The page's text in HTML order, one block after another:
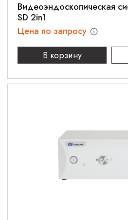
Видеоэндоскопическая
SD 2in1
Цена по запросу
В корзину